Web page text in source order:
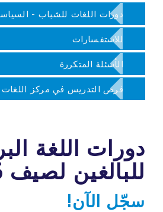
دورات اللغات للشباب -
للاستفسارات
الأسئلة المتكررة
فرص التدريس في مركز اللغات
دورات اللغة
للبالغين لصيف 2026
سجّل الآن!